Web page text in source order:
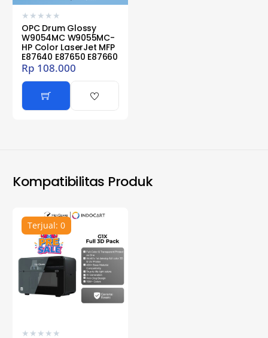
★ ★ ★ ★ ★
OPC Drum Glossy
W9054MC W9055MC-
HP Color LaserJet MFP
E87640 E87650 E87660
Rp 108.000
Kompatibilitas Produk
Terjual: 0
★ ★ ★ ★ ★